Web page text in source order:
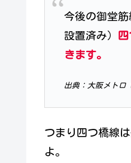
今後の御堂
設置済み）
きます。
出典：大阪メトロ
つまり四つ橋線
よ。